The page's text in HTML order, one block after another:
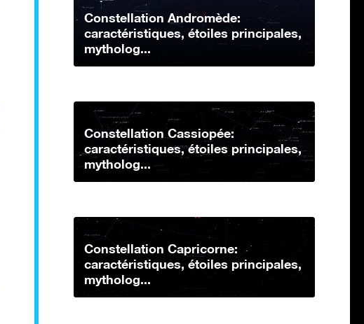
Constellation Andromède:
caractéristiques, étoiles principales,
mytholog...
Constellation Cassiopée:
caractéristiques, étoiles principales,
mytholog...
Constellation Capricorne:
caractéristiques, étoiles principales,
mytholog...